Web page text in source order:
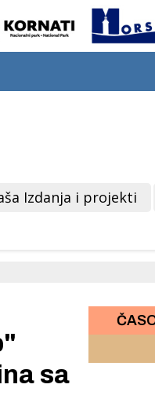
Izdanja i projekti
sa